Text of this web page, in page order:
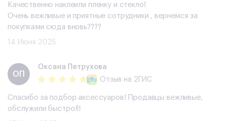
Качественно наклеили пленку и стекло!
Очень вежливые и приятные сотрудники , вернемся за
покупками сюда вновь????
14 Июня 2025
​ОП
​Оксана Петрухова
Отзыв на 2ГИС
Спасибо за подбор аксессуаров! Продавцы вежливые,
обслужили быстро!!!